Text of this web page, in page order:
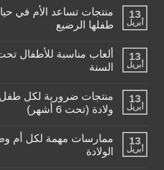
كيف
العربة
13
أبريل
منتجات تساعد الأم في
طفلها الرضيع
توجد
تعليقات
على
منتجات
في
حياتها
مع
الرضيع
13
أبريل
ألعاب مناسبة للأطفال
السنة
تعليقات
على
ألعاب
للأطفال
تحت
عمر
السنة
13
أبريل
منتجات ضرورية لكل
ولادة (تحت 6 أشهر)
توجد
تعليقات
على
منتجات
13
أبريل
ممارسات مهمة لكل أم
الولادة